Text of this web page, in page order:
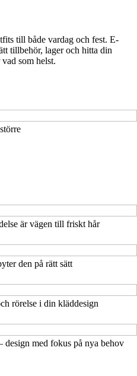
till både vardag och fest. E-
tillbehör, lager och hitta din
som helst.
är vägen till friskt hår
den på rätt sätt
rörelse i din kläddesign
med fokus på nya behov